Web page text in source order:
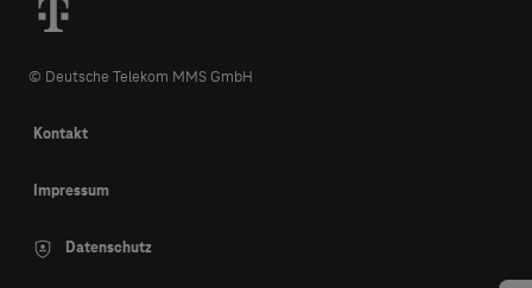
© Deutsche Telekom MMS GmbH
Kontakt
Impressum
Datenschutz